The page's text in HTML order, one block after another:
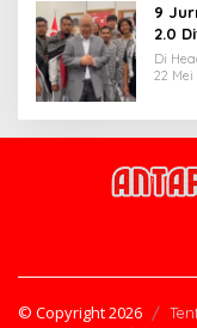
9
2.0
dan
Di
22 Mei
© Copyright 2026